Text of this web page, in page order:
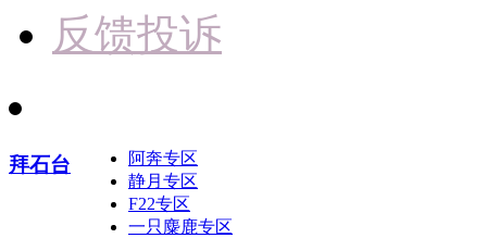
反馈投诉
拜石台
阿奔专区
静月专区
F22专区
一只麋鹿专区